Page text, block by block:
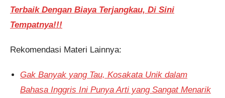
Terbaik Dengan Biaya Terjangkau, Di Sini
Tempatnya!!!
Rekomendasi Materi Lainnya:
Gak Banyak yang Tau, Kosakata Unik dalam
Bahasa Inggris Ini Punya Arti yang Sangat Menarik